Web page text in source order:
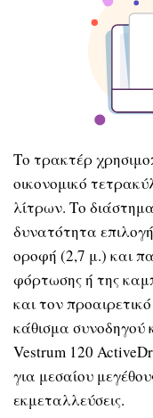
Το τρακτέρ
οικονομικό
λίτρων. Το
δυνατότητα
οροφή (2,7 μ.) και
φόρτωσης ή της
και τον
κάθισμα συνοδηγού
Vestrum 120
για μεσαίου
εκμεταλλεύσεις.